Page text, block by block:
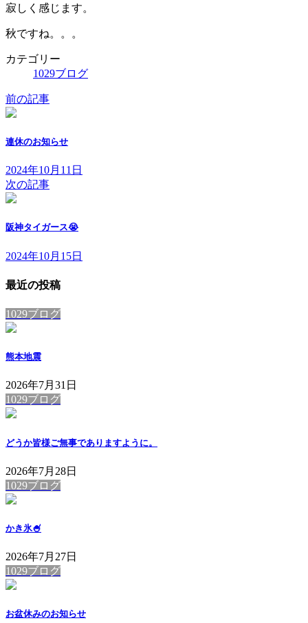
寂しく感じます。
秋ですね。。。
カテゴリー
1029ブログ
前の記事
連休のお知らせ
2024年10月11日
次の記事
阪神タイガース😭
2024年10月15日
最近の投稿
1029ブログ
熊本地震
2026年7月31日
1029ブログ
どうか皆様ご無事でありますように。
2026年7月28日
1029ブログ
かき氷🍧
2026年7月27日
1029ブログ
お盆休みのお知らせ